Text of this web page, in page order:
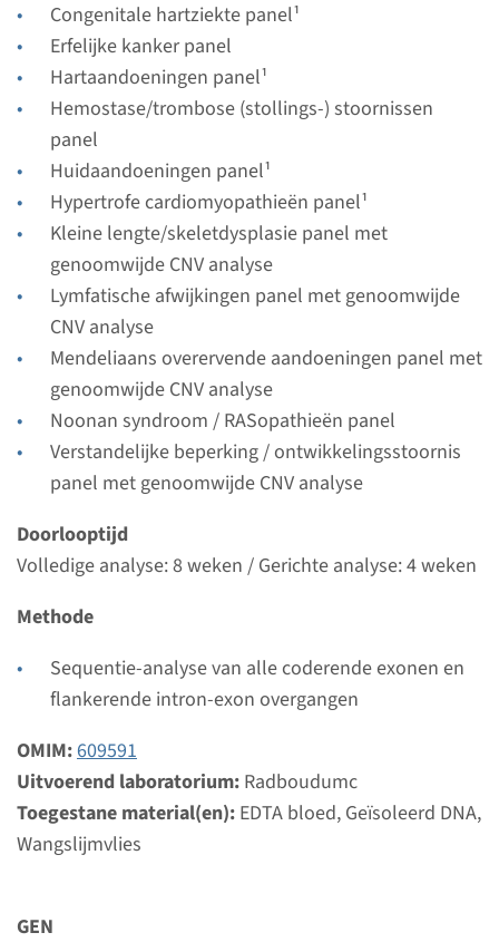
Congenitale hartziekte panel¹
Erfelijke kanker panel
Hartaandoeningen panel¹
Hemostase/trombose (stollings-) stoornissen
panel
Huidaandoeningen panel¹
Hypertrofe cardiomyopathieën panel¹
Kleine lengte/skeletdysplasie panel met
genoomwijde CNV analyse
Lymfatische afwijkingen panel met genoomwijde
CNV analyse
Mendeliaans overervende aandoeningen panel met
genoomwijde CNV analyse
Noonan syndroom / RASopathieën panel
Verstandelijke beperking / ontwikkelingsstoornis
panel met genoomwijde CNV analyse
Doorlooptijd
Volledige analyse: 8 weken / Gerichte analyse: 4 weken
Methode
Sequentie-analyse van alle coderende exonen en
flankerende intron-exon overgangen
OMIM:609591
Uitvoerend laboratorium: Radboudumc
Toegestane material(en): EDTA bloed, Geïsoleerd DNA,
Wangslijmvlies
GEN
Bekijk
Toevoegen
Gen
CBL - Noonan syndroom
(alleen bij bekende mutatie)
Doorlooptijd
Volledige analyse: 8 weken / Gerichte analyse: 4
weken
Uitvoerend laboratorium
Radboudumc
Bekijk
Toevoegen
Gen
KRAS - Noonan syndroom
(alleen bij bekende mutatie)
Doorlooptijd
Volledige analyse & Gerichte analyse: 4 weken
Radboudumc
Bekijk
Toevoegen